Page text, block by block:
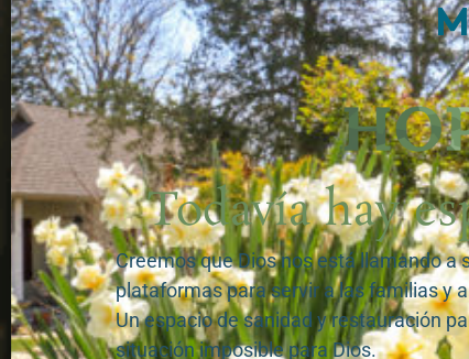
Todavía hay
Creemos que Dios nos está llamando
plataformas para servir a las familias y
Un espacio de sanidad y restauración
situación imposible para Dios.